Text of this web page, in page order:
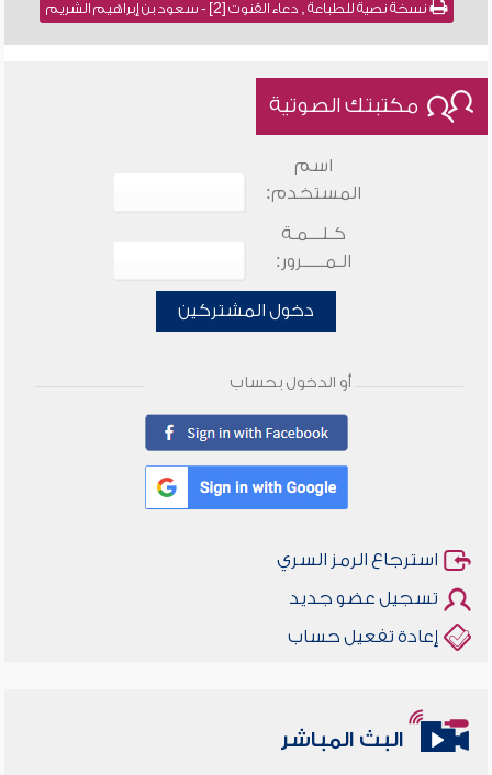
نسخة نصية للطباعة , دعاء القنوت [2] - سعود بن إبراهيم الشريم
مكتبتك الصوتية
اسم
المستخدم:
كـلـــمـة
الـمـــــرور:
دخول المشتركين
أو الدخول بحساب
استرجاع الرمز السري
تسجيل عضو جديد
إعادة تفعيل حساب
البث المباشر